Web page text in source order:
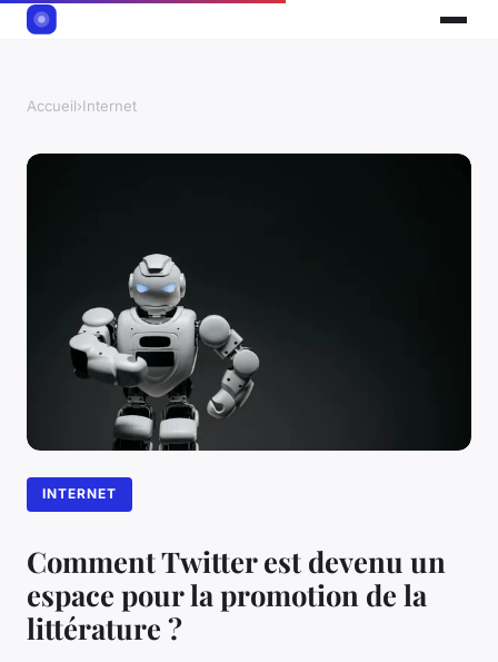
Accueil›Internet
INTERNET
Comment Twitter est devenu un
espace pour la promotion de la
littérature ?